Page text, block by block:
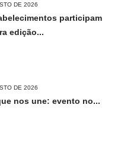
DE 2026
participam
edição...
DE 2026
nos une: evento no...